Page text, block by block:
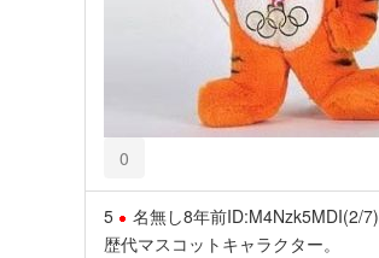
0
5 名無し8年前ID:M4Nzk5MDI(2/7)
歴代マスコットキャラクター。